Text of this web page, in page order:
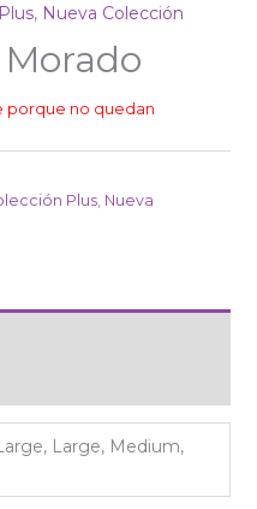
, Nueva Colección
porque no quedan
Plus, Nueva
Large, Medium,